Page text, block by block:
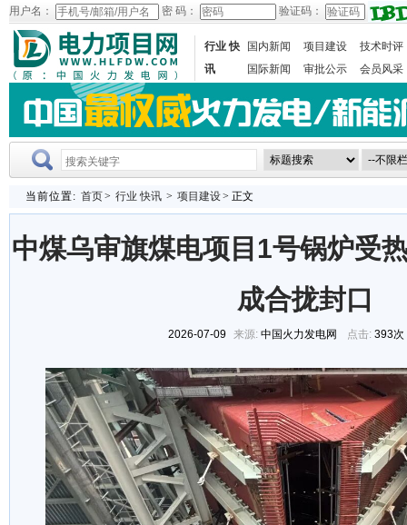
用户名： 密 码： 验证码：
行业 快
讯
国内新闻 项目建设
技术时评
国际新闻
审批公示 会员风采
当前位置: 首页> 行业 快讯 > 项目建设> 正文
中煤乌审旗煤电项目1号锅炉受
成合拢封口
2026-07-09 来源: 中国火力发电网 点击: 393次